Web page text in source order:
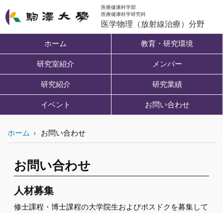
医療健康科学部
医療健康科学研究科
医学物理（放射線治療）分野
ホーム 教育・研究環境
研究室紹介 メンバー
研究紹介 研究業績
イベント お問い合わせ
ホーム お問い合わせ
お問い合わせ
人材募集
修士課程・博士課程の大学院生およびポスドクを募集して